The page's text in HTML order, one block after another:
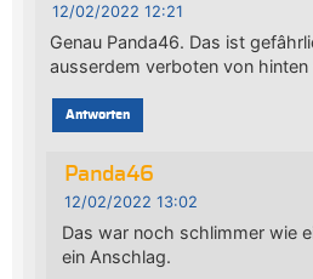
12/02/2022 12:21
Genau Panda46. Das ist
ausserdem verboten von
Antworten
Panda46
12/02/2022 13:02
Das war noch schlimmer wie
ein Anschlag.